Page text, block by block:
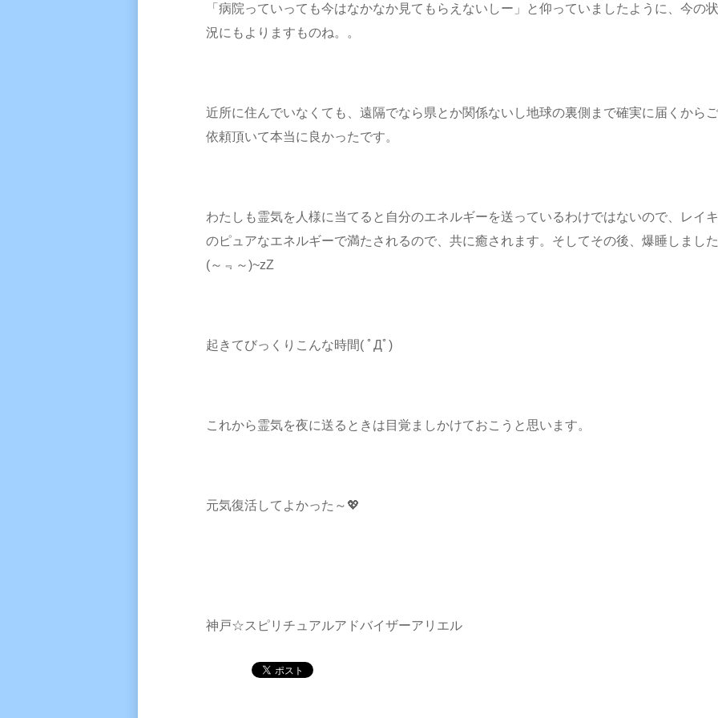
「病院っていっても今はなかなか見てもらえないしー」と仰っていましたように、今の状
況にもよりますものね。。
近所に住んでいなくても、遠隔でなら県とか関係ないし地球の裏側まで確実に届くからご
依頼頂いて本当に良かったです。
わたしも霊気を人様に当てると自分のエネルギーを送っているわけではないので、レイキ
のピュアなエネルギーで満たされるので、共に癒されます。そしてその後、爆睡しました
(～﹃～)~zZ
起きてびっくりこんな時間( ﾟДﾟ)
これから霊気を夜に送るときは目覚ましかけておこうと思います。
元気復活してよかった～💖
神戸☆スピリチュアルアドバイザーアリエル